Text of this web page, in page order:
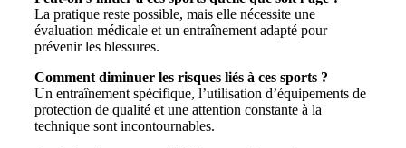
La pratique reste possible, mais elle nécessite une
évaluation médicale et un entraînement adapté pour
prévenir les blessures.
Comment diminuer les risques liés à ces sports ?
Un entraînement spécifique, l’utilisation d’équipements de
protection de qualité et une attention constante à la
technique sont incontournables.